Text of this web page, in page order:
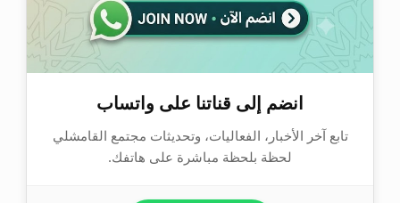
انضم إلى قناتنا على واتساب
تابع آخر الأخبار، الفعاليات، وتحديثات مجتمع القامشلي
لحظة بلحظة مباشرة على هاتفك.